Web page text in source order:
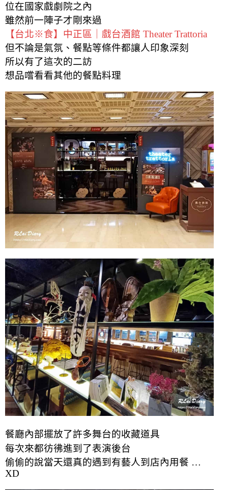
位在國家戲劇院之內
雖然前一陣子才剛來過
【台北※食】中正區｜戲台酒館 Theater Trattoria
但不論是氣氛、餐點等條件都讓人印象深刻
所以有了這次的二訪
想品嚐看看其他的餐點料理
餐廳內部擺放了許多舞台的收藏道具
每次來都彷彿進到了表演後台
偷偷的說當天還真的遇到有藝人到店內用餐 …
XD